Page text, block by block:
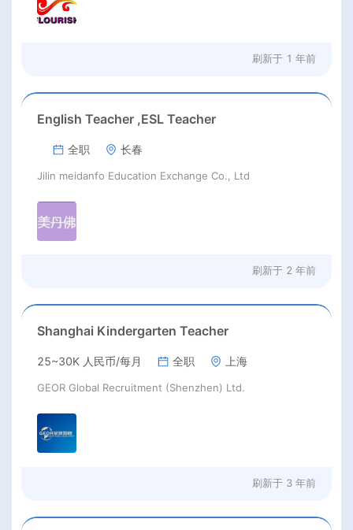
刷新于 1 年前
English Teacher ,ESL Teacher
全职 长春
Jilin meidanfo Education Exchange Co., Ltd
刷新于 2 年前
Shanghai Kindergarten Teacher
25~30K 人民币/每月 全职 上海
GEOR Global Recruitment (Shenzhen) Ltd.
刷新于 3 年前